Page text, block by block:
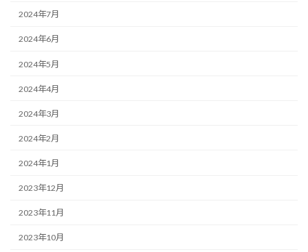
2024年7月
2024年6月
2024年5月
2024年4月
2024年3月
2024年2月
2024年1月
2023年12月
2023年11月
2023年10月